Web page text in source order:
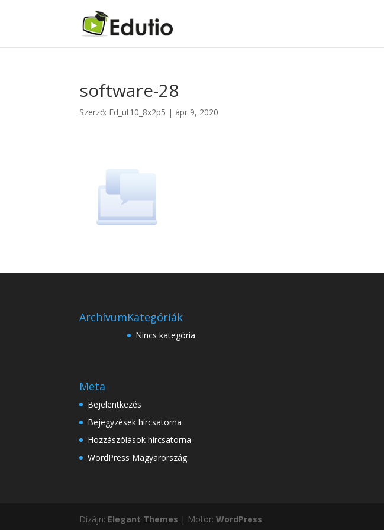
software-28
Szerző: Ed_ut10_8x2p5 | ápr 9, 2020
ArchívumKategóriák
Nincs kategória
Meta
Bejelentkezés
Bejegyzések hírcsatorna
Hozzászólások hírcsatorna
WordPress Magyarország
Dizájn: Elegant Themes | Motor:WordPress